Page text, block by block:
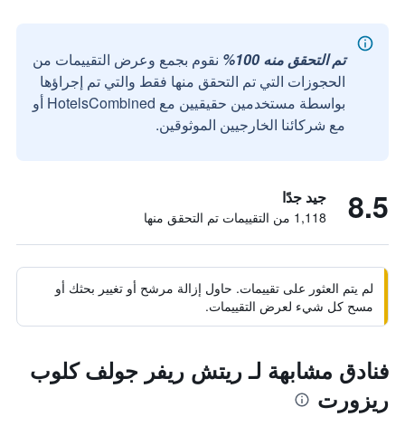
تم التحقق منه 100%
نقوم بجمع وعرض التقييمات من
الحجوزات التي تم التحقق منها فقط والتي تم إجراؤها
بواسطة مستخدمين حقيقيين مع HotelsCombined أو
مع شركائنا الخارجيين الموثوقين.
8.5 جيد جدًا
1,118 من التقييمات تم التحقق منها
لم يتم العثور على تقييمات. حاول إزالة مرشح أو تغيير بحثك أو
مسح كل شيء لعرض التقييمات.
فنادق مشابهة لـ ريتش ريفر جولف كلوب
ريزورت